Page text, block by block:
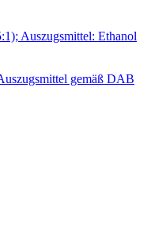
Auszugsmittel: Ethanol
gemäß DAB